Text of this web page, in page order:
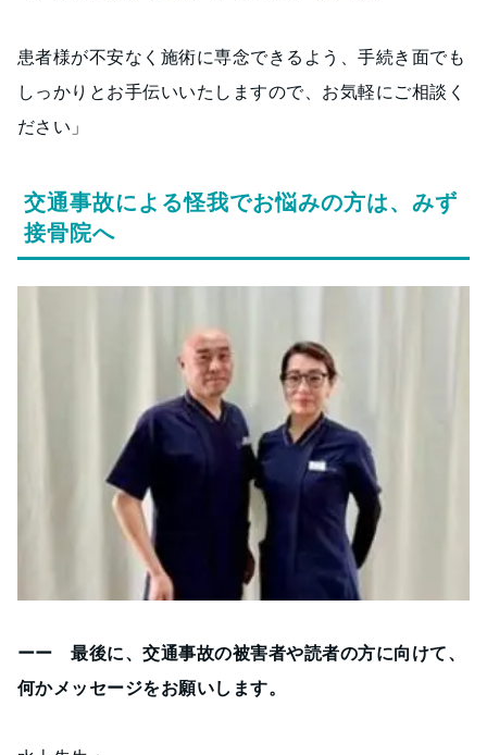
患者様が不安なく施術に専念できるよう、手続き面でも
しっかりとお手伝いいたしますので、お気軽にご相談く
ださい」
交通事故による怪我でお悩みの方は、みず
接骨院へ
ーー 最後に、交通事故の被害者や読者の方に向けて、
何かメッセージをお願いします。